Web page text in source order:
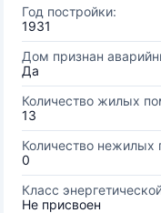
Год постройки:
1931
Дом признан
Да
Количество жилых
13
Количество нежилых
0
Класс
Не присвоен